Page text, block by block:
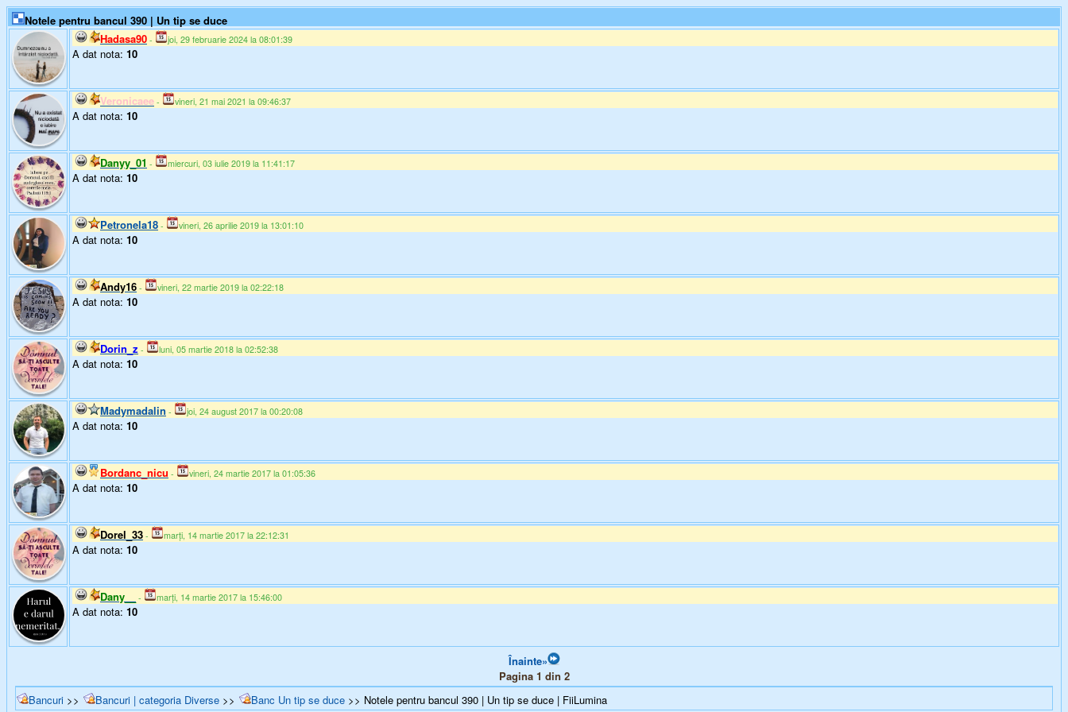
Notele pentru bancul 390 | Un tip se duce
Hadasa90 - joi, 29 februarie 2024 la 08:01:39
A dat nota: 10
Veronicaee - vineri, 21 mai 2021 la 09:46:37
A dat nota: 10
Danyy_01 - miercuri, 03 iulie 2019 la 11:41:17
A dat nota: 10
Petronela18 - vineri, 26 aprilie 2019 la 13:01:10
A dat nota: 10
Andy16 - vineri, 22 martie 2019 la 02:22:18
A dat nota: 10
Dorin_z - luni, 05 martie 2018 la 02:52:38
A dat nota: 10
Madymadalin - joi, 24 august 2017 la 00:20:08
A dat nota: 10
Bordanc_nicu - vineri, 24 martie 2017 la 01:05:36
A dat nota: 10
Dorel_33 - marți, 14 martie 2017 la 22:12:31
A dat nota: 10
Dany__ - marți, 14 martie 2017 la 15:46:00
A dat nota: 10
Înainte»
Pagina 1 din 2
Bancuri >> Bancuri | categoria Diverse >> Banc Un tip se duce >> Notele pentru bancul 390 | Un tip se duce | FiiLumina